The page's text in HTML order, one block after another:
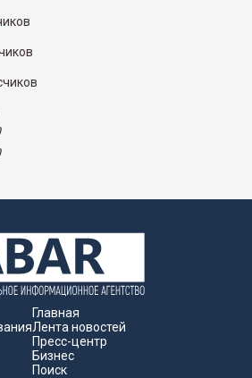
Главная
Лента новостей
Пресс-центр
Бизнес
Поиск